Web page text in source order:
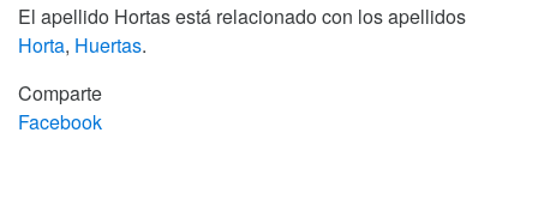
El apellido Hortas está relacionado con los apellidos
Horta, Huertas.
Comparte
Facebook